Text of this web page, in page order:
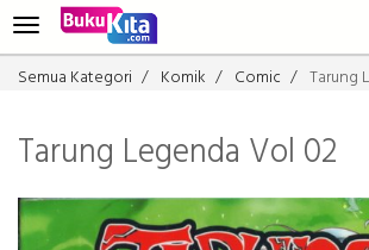
Semua Kategori Komik Comic Tarung
Tarung Legenda Vol 02